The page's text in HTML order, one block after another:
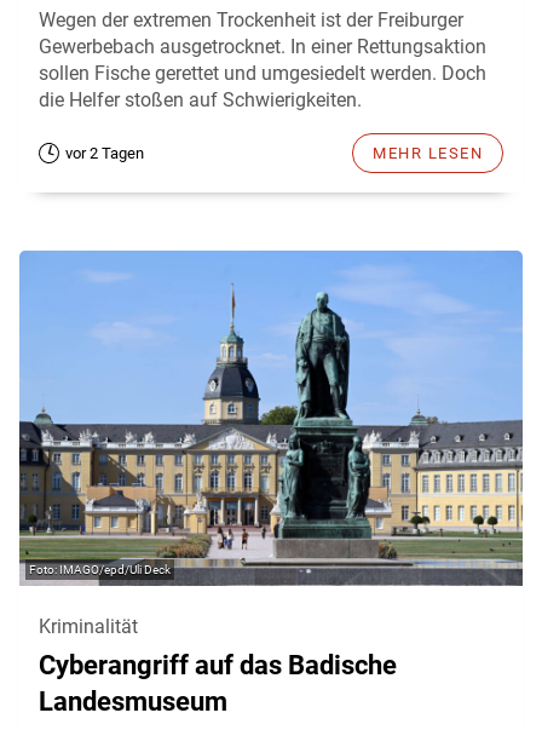
Wegen der extremen Trockenheit ist der Freiburger
Gewerbebach ausgetrocknet. In einer Rettungsaktion
sollen Fische gerettet und umgesiedelt werden. Doch
die Helfer stoßen auf Schwierigkeiten.
vor 2 Tagen MEHR LESEN
IMAGO/epd/Uli Deck
Kriminalität
Cyberangriff auf das Badische
Landesmuseum